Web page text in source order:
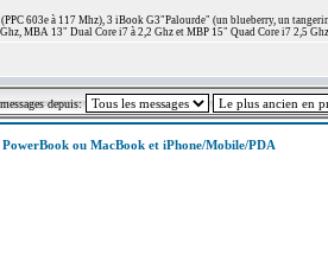
603e à 117 Mhz), 3 iBook G3"Palourde" (un blueberry, un
MBA 13" Dual Core i7 à 2,2 Ghz et MBP 15" Quad Core i7 2,5
depuis:
PowerBook ou MacBook et iPhone/Mobile/PDA